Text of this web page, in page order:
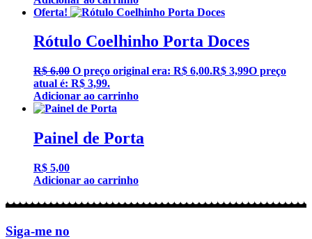
Oferta!
Rótulo Coelhinho Porta Doces
R$6,00 O preço original era: R$ 6,00.R$ 3,99O preço
atual é: R$ 3,99.
Adicionar ao carrinho
Painel de Porta
R$ 5,00
Adicionar ao carrinho
Siga-me no